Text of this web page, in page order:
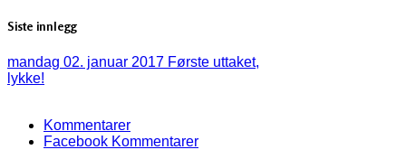
Siste innlegg
mandag 02. januar 2017 Første uttaket,
lykke!
Kommentarer
Facebook Kommentarer